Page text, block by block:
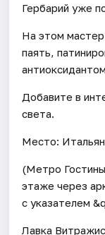
Гербарий уже
На этом мастер
паять,
Добавите в
света.
Место:
(Метро
этаже через
с указателем
Лавка